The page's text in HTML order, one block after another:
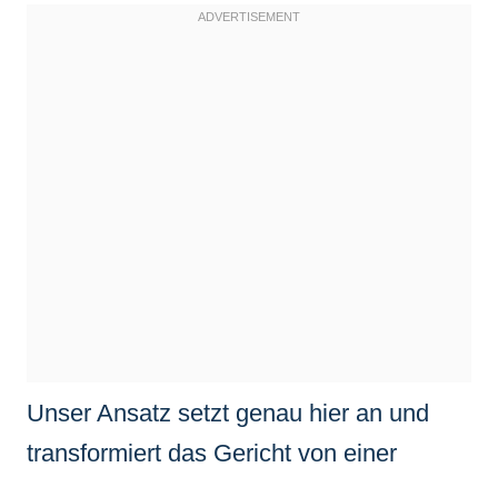
Unser Ansatz setzt genau hier an und
transformiert das Gericht von einer